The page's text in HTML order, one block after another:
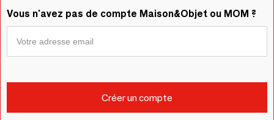
Vous n'avez pas de compte Maison&Objet ou MOM ?